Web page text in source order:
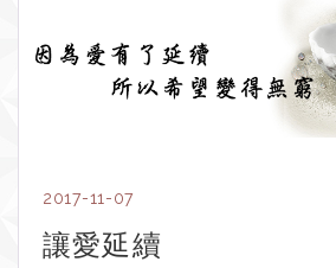
2017-11-07
讓愛延續